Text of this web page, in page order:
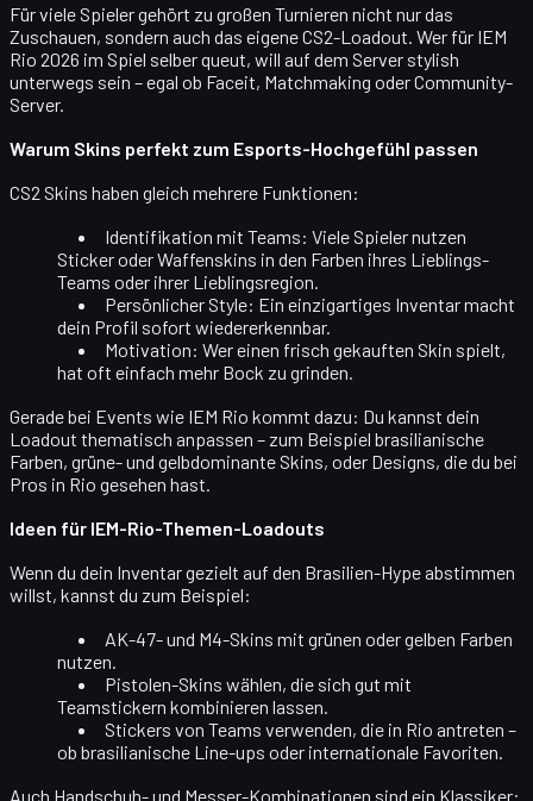
Für viele Spieler gehört zu großen Turnieren nicht nur das
Zuschauen, sondern auch das eigeneCS2-Loadout. Wer für IEM
Rio 2026 im Spiel selber queut, will auf dem Server stylish
unterwegs sein – egal ob Faceit, Matchmaking oder Community-
Server.
Warum Skins perfekt zum Esports-Hochgefühl passen
CS2 Skins haben gleich mehrere Funktionen:
Identifikation mit Teams: Viele Spieler nutzen
Sticker oder Waffenskins in den Farben ihres Lieblings-
Teams oder ihrer Lieblingsregion.
Persönlicher Style: Ein einzigartiges Inventar macht
dein Profil sofort wiedererkennbar.
Motivation: Wer einen frisch gekauften Skin spielt,
hat oft einfach mehr Bock zu grinden.
Gerade bei Events wie IEM Rio kommt dazu: Du kannst dein
Loadout thematisch anpassen – zum Beispiel brasilianische
Farben, grüne- und gelbdominante Skins, oder Designs, die du bei
Pros in Rio gesehen hast.
Ideen für IEM-Rio-Themen-Loadouts
Wenn du dein Inventar gezielt auf den Brasilien-Hype abstimmen
willst, kannst du zum Beispiel:
AK-47- und M4-Skins mit grünen oder gelben Farben
nutzen.
Pistolen-Skins wählen, die sich gut mit
Teamstickern kombinieren lassen.
Stickers von Teams verwenden, die in Rio antreten –
ob brasilianische Line-ups oder internationale Favoriten.
Auch Handschuh- und Messer-Kombinationen sind ein Klassiker: